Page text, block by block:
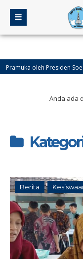
Soekarno. Setelah
Anda ada
Berita